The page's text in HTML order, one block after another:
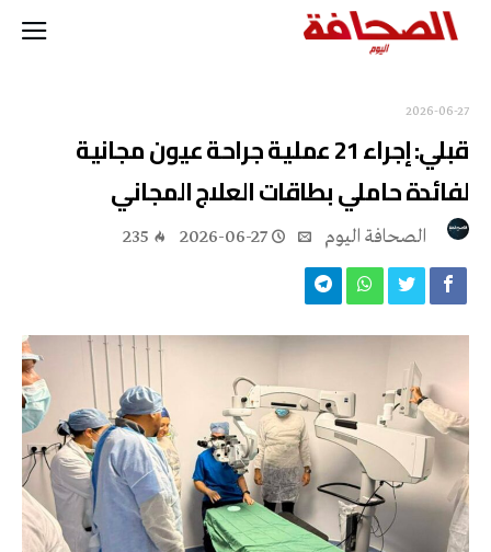
2026-06-27
قبلي: إجراء 21 عملية جراحة عيون مجانية
لفائدة حاملي بطاقات العلاج المجاني
2026-06-27
235